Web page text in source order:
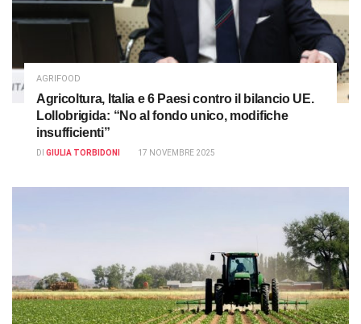
AGRIFOOD
Agricoltura, Italia e 6 Paesi contro il bilancio UE.
Lollobrigida: “No al fondo unico, modifiche
insufficienti”
DI GIULIA TORBIDONI 17 NOVEMBRE 2025